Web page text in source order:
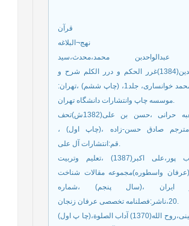
قرآن
نهج¬البلاغه
ﻋﺒﺪاﻟﻮاﺣﺪبن محمد،محدث،سید
جلال¬الدین(1384)ﻏﺮر اﻟﺤﮑﻢ و درر اﻟﮑﻠﻢ ﺷﺮح و
ﺗﺮﺟﻤﻪ ﻣﺤﻤﺪ ﺧﻮاﻧﺴﺎری، جلد1، (چاپ ششم) ،ﺗﻬﺮان:
موسسه چاپ واﻧﺘﺸﺎرات داﻧﺸﮕﺎه ﺗﻬﺮان.
ابن شعبه حرانی ،حسن بن علی(1382ش)تحف
صادق حسن-زاده ،(چاپ اول) ،
قم:انتشارات آل علی.
افراسیاب پور،علی اکبر(1387) ،تعلیم وتربیت
واسطوره)مجموعه مقالات شناخت
ایران ،(سال پنجم) ،شماره
20،ناشر:فصلنامه تخصصی عرفان زنجان.
امام خمینی،روح الله(1370) آداب الصلوة،(چا پ اول)